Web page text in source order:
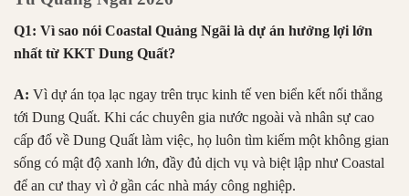
Q1: Vì sao nói Coastal Quảng Ngãi là dự án hưởng lợi lớn
nhất từ KKT Dung Quất?
A: Vì dự án tọa lạc ngay trên trục kinh tế ven biển kết nối thẳng
tới Dung Quất. Khi các chuyên gia nước ngoài và nhân sự cao
cấp đổ về Dung Quất làm việc, họ luôn tìm kiếm một không gian
sống có mật độ xanh lớn, đầy đủ dịch vụ và biệt lập như Coastal
để an cư thay vì ở gần các nhà máy công nghiệp.